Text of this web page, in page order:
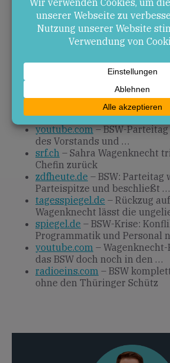
Es bleibt abzuwarten, ob das BSW
um geschlossen aufzutreten und
des Bundestags-Einzugs zu
auf die neue Doppelspitze und den
Quellen
youtube.com– BSW-
des Vorstands und …
srf.ch – Sahra Wagenknecht
Chefin zurück
zdfheute.de – BSW: Parteitag
Parteispitze und beschließt …
tagesspiegel.de – Rückzug
Wagenknecht lässt die
spiegel.de – BSW-Krise:
Programmatik und Personal
youtube.com –
das BSW doch noch in den …
radioeins.com – BSW
ohne den Thüringer Schütz